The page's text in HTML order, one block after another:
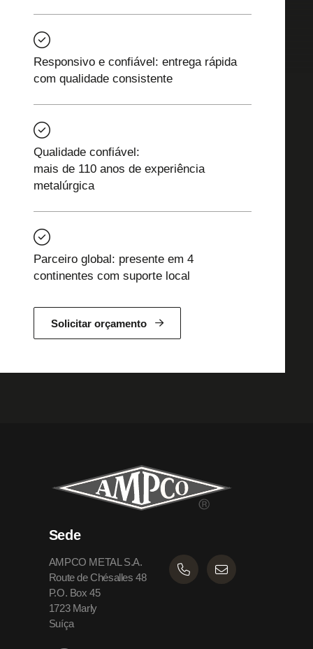
Responsivo e confiável: entrega rápida
com qualidade consistente
Qualidade confiável:
mais de 110 anos de experiência
metalúrgica
Parceiro global: presente em 4
continentes com suporte local
Solicitar orçamento
Sede
AMPCO METAL S.A.
Route de Chésalles 48
P.O. Box 45
1723 Marly
Suíça